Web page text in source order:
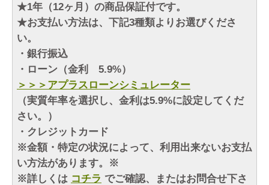
★1年（12ヶ月）の商品保証付です。
★お支払い方法は、下記3種類よりお選びくださ
い。
・銀行振込
・ローン（金利 5.9%）
＞＞＞アプラスローンシミュレーター
（実質年率を選択し、金利は5.9%に設定してくだ
さい。）
・クレジットカード
※金額・特定の状況によって、利用出来ないお支払
い方法があります。※
※詳しくは コチラ でご確認、またはお問合せ下さ